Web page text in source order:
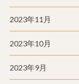
2023年11月
2023年10月
2023年9月